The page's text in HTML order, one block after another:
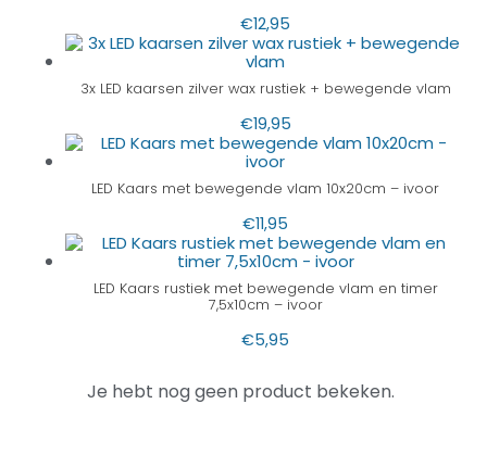
€12,95
3x LED kaarsen zilver wax rustiek + bewegende vlam
€19,95
LED Kaars met bewegende vlam 10x20cm – ivoor
€11,95
LED Kaars rustiek met bewegende vlam en timer
7,5x10cm – ivoor
€5,95
Je hebt nog geen product bekeken.